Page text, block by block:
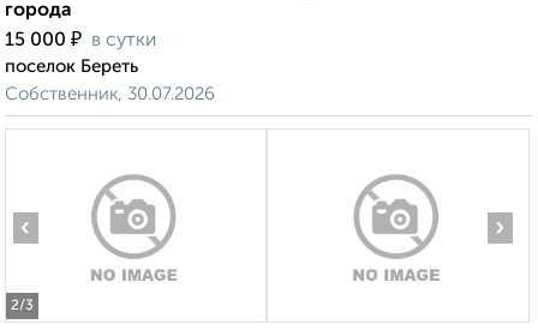
города
15 000 ₽ в сутки
поселок Береть
Собственник, 30.07.2026
2/3
‹ ›